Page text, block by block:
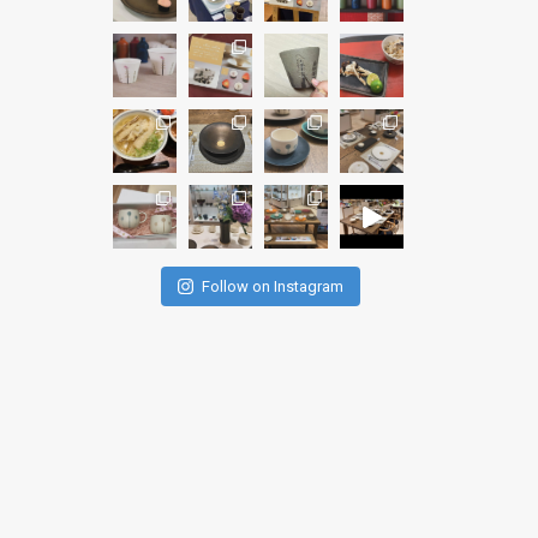
Follow on Instagram